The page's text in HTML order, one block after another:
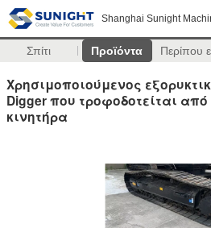
Shanghai Sunight
Σπίτι Προϊόντα Περίπου
Χρησιμοποιούμενος
Digger που τροφοδοτείται
κινητήρα